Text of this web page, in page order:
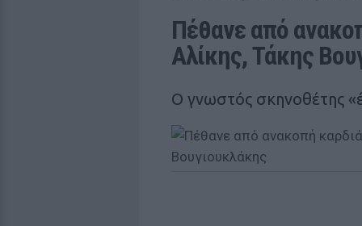
Πέθανε από
Αλίκης, Τάκης
Ο γνωστός σκηνοθέτης